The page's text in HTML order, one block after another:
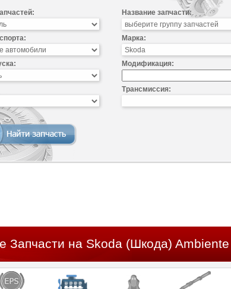
Название запчасти:
Марка:
Модификация:
Трансмиссия:
Запчасти на Skoda (Шкода) Ambiente